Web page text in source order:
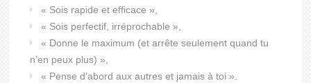
« Sois rapide et efficace »,
« Sois perfectif, irréprochable »,
« Donne le maximum (et arrête seulement quand tu
n’en peux plus) »,
« Pense d’abord aux autres et jamais à toi ».